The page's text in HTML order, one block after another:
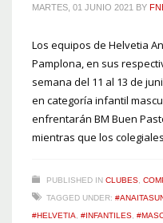
MARTES, 01 JUNIO 2021 BY
Los equipos de Helvetia
Pamplona, en sus
semana del 11 al 13 de
en categoría infantil
enfrentarán BM Buen
mientras que los
PUBLISHED IN CLUBES
TAGGED UNDER:
#HELVETIA
#INFANTILES